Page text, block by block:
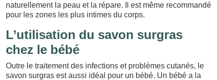
naturellement la peau et la répare. Il est même recommandé
pour les zones les plus intimes du corps.
L’utilisation du savon surgras
chez le bébé
Outre le traitement des infections et problèmes cutanés, le
savon surgras est aussi idéal pour un bébé. Un bébé a la